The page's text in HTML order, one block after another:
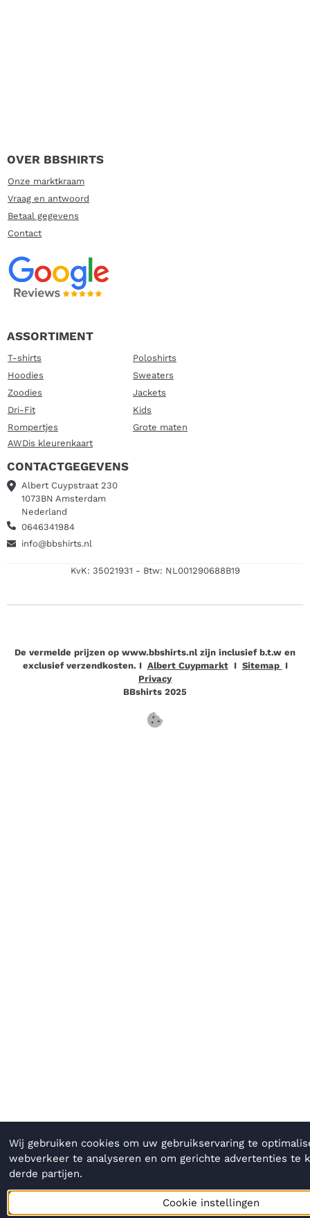
OVER BBSHIRTS
Onze marktkraam
Vraag en antwoord
Betaal gegevens
Contact
ASSORTIMENT
T-shirts
Poloshirts
Hoodies
Sweaters
Zoodies
Jackets
Dri-Fit
Kids
Rompertjes
Grote maten
AWDis kleurenkaart
CONTACTGEGEVENS
Albert Cuypstraat 230
1073BN Amsterdam
Nederland
0646341984
info@bbshirts.nl
KvK: 35021931 - Btw: NL001290688B19
De vermelde prijzen op www.bbshirts.nl zijn inclusief b.t.w en
exclusief verzendkosten. I Albert CuypmarktI Sitemap I
Privacy
BBshirts 2025
Wij gebruiken cookies om uw gebruikservaring te
webverkeer te analyseren en om gerichte advertenties te
derde partijen.
Cookie instellingen